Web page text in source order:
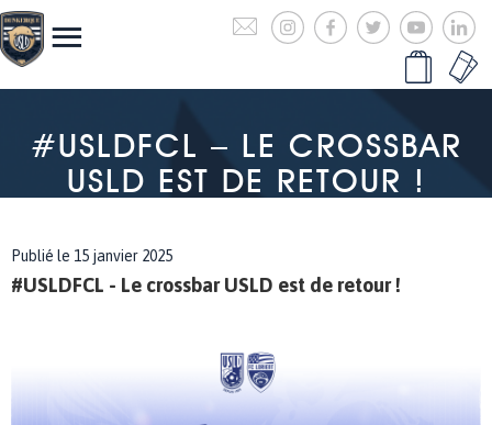
#USLDFCL – LE CROSSBAR
USLD EST DE RETOUR !
Publié le 15 janvier 2025
#USLDFCL - Le crossbar USLD est de retour !